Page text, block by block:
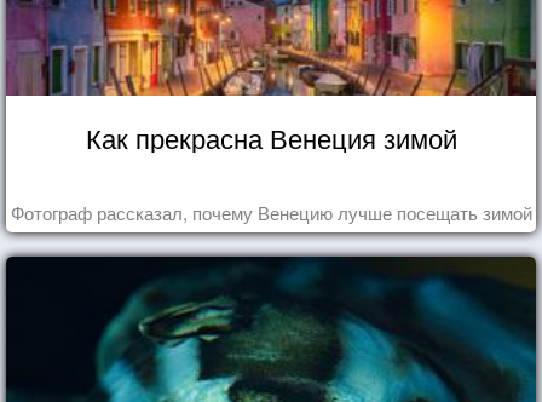
Как прекрасна Венеция зимой
Фотограф рассказал, почему Венецию лучше посещать зимой